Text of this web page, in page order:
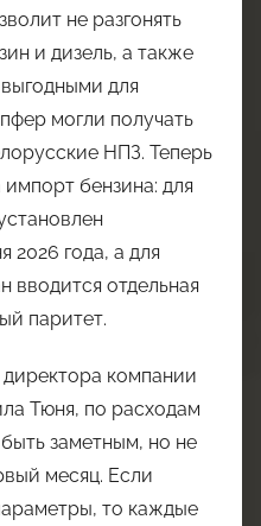
не разгонять
и дизель, а также
для
могли получать
НПЗ. Теперь
бензина: для
2026 года, а для
вводится отдельная
паритет.
директора компании
Тюня, по расходам
заметным, но не
месяц. Если
то каждые